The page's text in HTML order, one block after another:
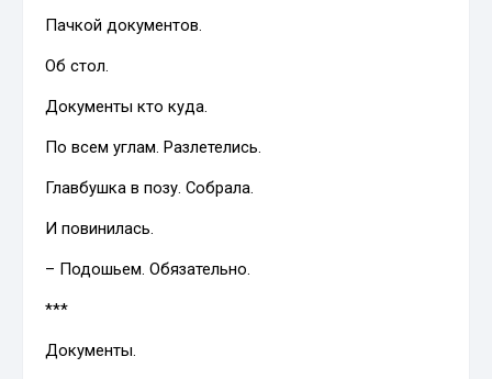
Пачкой документов.
Об стол.
Документы кто куда.
По всем углам. Разлетелись.
Главбушка в позу. Собрала.
И повинилась.
– Подошьем. Обязательно.
***
Документы.